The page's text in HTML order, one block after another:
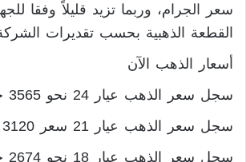
سعر الجرام، وربما تزيد قليلاً وفقا
القطعة الذهبية بحسب تقديرات الشركة
أسعار الذهب الآن
سجل سعر الذهب عيار 24 نحو 3565 جنيها.
سجل سعر الذهب عيار 21 سعر 3120 جنيها.
سجل سعر الذهب عيار 18 نحو 2674 جنيها.